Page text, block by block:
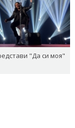
"Да си моя"